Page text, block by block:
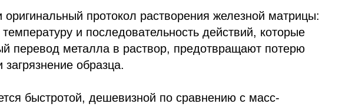
протокол растворения железной матрицы:
и последовательность действий, которые
перевод металла в раствор, предотвращают потерю
образца.
быстротой, дешевизной по сравнению с масс-